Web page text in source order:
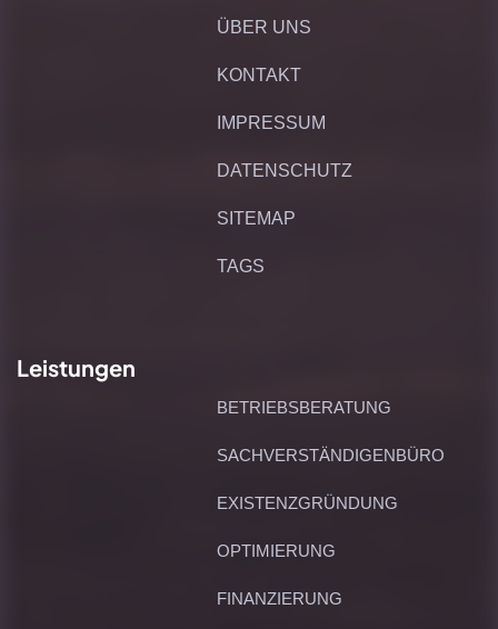
ÜBER UNS
KONTAKT
IMPRESSUM
DATENSCHUTZ
SITEMAP
TAGS
Leistungen
BETRIEBSBERATUNG
SACHVERSTÄNDIGENBÜRO
EXISTENZGRÜNDUNG
OPTIMIERUNG
FINANZIERUNG